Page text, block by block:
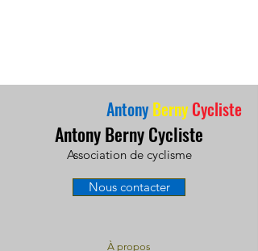
Antony Berny Cycliste
Antony Berny Cycliste
Association de cyclisme
Nous contacter
À propos